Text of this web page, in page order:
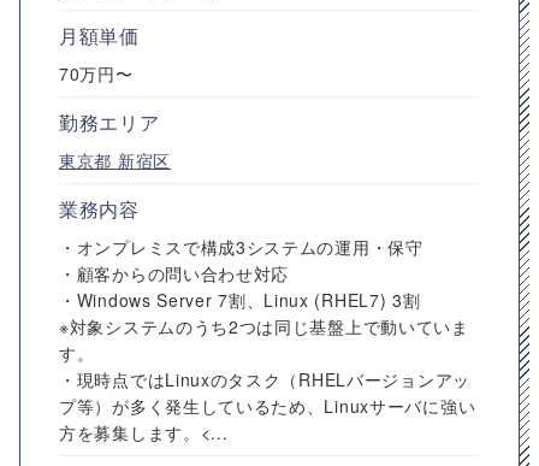
月額単価
70万円〜
勤務エリア
東京都 新宿区
業務内容
・オンプレミスで構成3システムの運用・保守
・顧客からの問い合わせ対応
・Windows Server 7割、Linux (RHEL7) 3割
※対象システムのうち2つは同じ基盤上で動いていま
す。
・現時点ではLinuxのタスク（RHELバージョンアッ
プ等）が多く発生しているため、Linuxサーバに強い
方を募集します。<...